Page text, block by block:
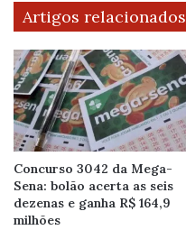
Artigos relacionados
Concurso 3042 da Mega-
Sena: bolão acerta as seis
dezenas e ganha R$ 164,9
milhões